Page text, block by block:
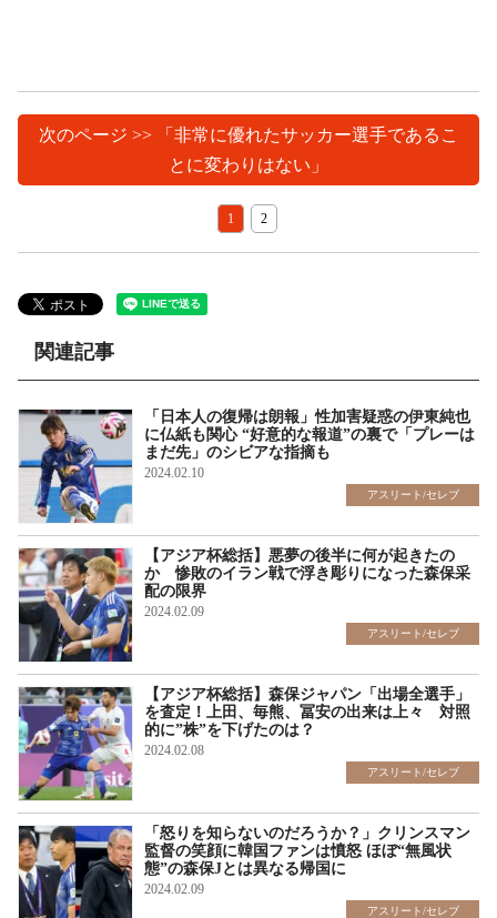
次のページ >> 「非常に優れたサッカー選手であるこ
とに変わりはない」
1 2
関連記事
「日本人の復帰は朗報」性加害疑惑の伊東純也
に仏紙も関心 “好意的な報道”の裏で「プレーは
まだ先」のシビアな指摘も
2024.02.10
アスリート/セレブ
【アジア杯総括】悪夢の後半に何が起きたの
か 惨敗のイラン戦で浮き彫りになった森保采
配の限界
2024.02.09
アスリート/セレブ
【アジア杯総括】森保ジャパン「出場全選手」
を査定！上田、毎熊、冨安の出来は上々 対照
的に”株”を下げたのは？
2024.02.08
アスリート/セレブ
「怒りを知らないのだろうか？」クリンスマン
監督の笑顔に韓国ファンは憤怒 ほぼ“無風状
態”の森保Jとは異なる帰国に
2024.02.09
アスリート/セレブ